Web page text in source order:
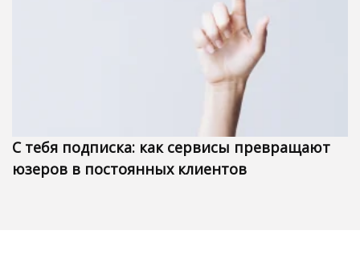
С тебя подписка: как сервисы превращают
юзеров в постоянных клиентов